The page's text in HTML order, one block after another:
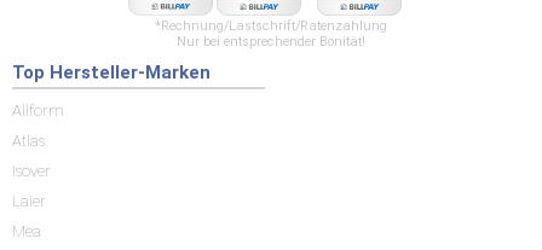
*Rechnung/Lastschrift/Ratenzahlung
Nur bei entsprechender Bonität!
Top Hersteller-Marken
Allform
Atlas
Isover
Laier
Mea